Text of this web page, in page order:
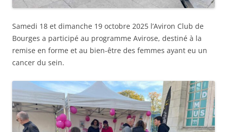
Samedi 18 et dimanche 19 octobre 2025 l’Aviron Club de
Bourges a participé au programme Avirose, destiné à la
remise en forme et au bien-être des femmes ayant eu un
cancer du sein.